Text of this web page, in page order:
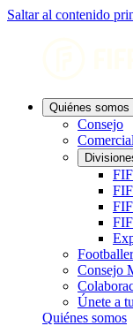
Saltar al contenido
Quiénes somos
Consejo
Comercial
Consejo
Únete a
Quiénes somos